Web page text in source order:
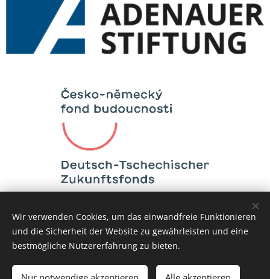
Vytvořeno službouWebnode Cookies
Sprachen
Wir verwenden Cookies, um das einwandfreie Funktionieren
und die Sicherheit der Website zu gewährleisten und eine
bestmögliche Nutzererfahrung zu bieten.